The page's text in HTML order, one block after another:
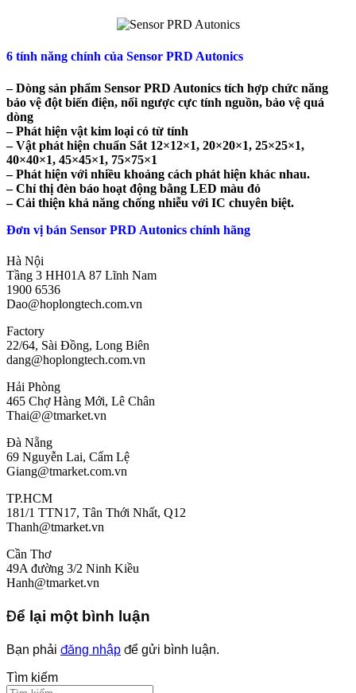
6 tính năng chính của Sensor PRD Autonics
– Dòng sản phẩm Sensor PRD Autonics tích hợp chức năng
bảo vệ đột biến điện, nối ngược cực tính nguồn, bảo vệ quá
dòng
– Phát hiện vật kim loại có từ tính
– Vật phát hiện chuẩn Sắt 12×12×1, 20×20×1, 25×25×1,
40×40×1, 45×45×1, 75×75×1
– Phát hiện với nhiều khoảng cách phát hiện khác nhau.
– Chỉ thị đèn báo hoạt động bằng LED màu đỏ
– Cải thiện khả năng chống nhiễu với IC chuyên biệt.
Đơn vị bán Sensor PRD Autonics chính hãng
Hà Nội
Tầng 3 HH01A 87 Lĩnh Nam
1900 6536
Dao@hoplongtech.com.vn
Factory
22/64, Sài Đồng, Long Biên
dang@hoplongtech.com.vn
Hải Phòng
465 Chợ Hàng Mới, Lê Chân
Thai@@tmarket.vn
Đà Nẵng
69 Nguyễn Lai, Cẩm Lệ
Giang@tmarket.com.vn
TP.HCM
181/1 TTN17, Tân Thới Nhất, Q12
Thanh@tmarket.vn
Cần Thơ
49A đường 3/2 Ninh Kiều
Hanh@tmarket.vn
Để lại một bình luận
Bạn phải đăng nhập để gửi bình luận.
Tìm kiếm